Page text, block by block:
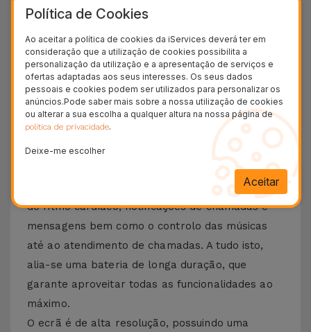
sistema iOS e o Android. Trata-se por isso de um
Aliás, mais do que um relógio inteligente,
falamos de um quase assistente pessoal. Criado
para lhe facilitar a vida com acesso imediato, a
partir do pulso, a dados e informações bem
como aplicações úteis.
Este Smartwatch possui uma grande seleção de
funcionalidades. Falamos da Monitorização da
atividade física, do acompanhamento do sono e
do ritmo cardíaco, notificações de chamadas e
mensagens bem como o controlo das músicas
até ao atendimento de chamadas. A tudo isto,
alia-se uma bateria de longa duração, que
garante aproveitar todas as funcionalidades ao
máximo.
O ecrã é de alta resolução, possuindo uma
Política de Cookies
Ao aceitar a política de cookies da iServices deverá ter em
consideração que a utilização de cookies possibilita a
personalização da utilização e a apresentação de serviços e
ofertas adaptadas aos seus interesses. Os seus dados
pessoais e cookies podem ser utilizados para personalizar os
anúncios.Pode saber mais sobre a nossa utilização de cookies
ou alterar a sua escolha a qualquer altura na nossa página de
política de privacidade.
Deixe-me escolher
Aceitar